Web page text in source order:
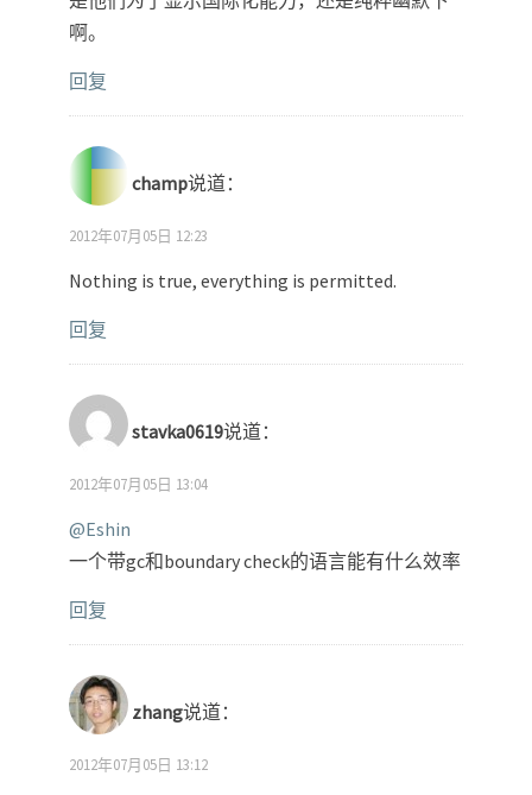
啊。
回复
champ说道：
2012年07月05日 12:23
Nothing is true, everything is permitted.
回复
stavka0619说道：
2012年07月05日 13:04
@Eshin
一个带gc和boundary check的语言能有什么效率
回复
zhang说道：
2012年07月05日 13:12